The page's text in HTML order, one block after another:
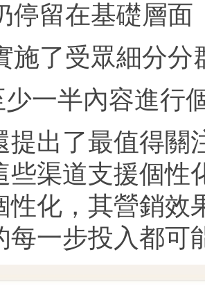
停留在基礎層面
施了受眾細分分
一半內容進行
提出了最值得關
些渠道支援個性
性化，其營銷效
每一步投入都可